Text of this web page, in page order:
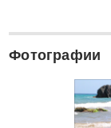
Фотографии